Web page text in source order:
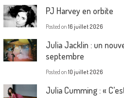
PJ Harvey en orbite
Posted on 16 juillet 2026
Julia Jacklin : un
septembre
Posted on 10 juillet 2026
Julia Cumming : «